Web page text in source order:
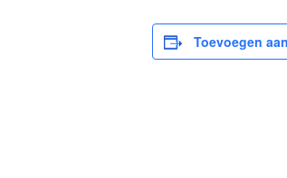
Toevoegen